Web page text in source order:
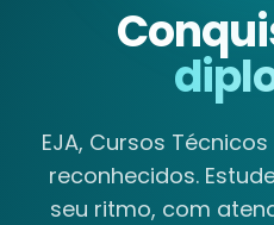
EJA, Cursos
reconhecidos.
seu ritmo, com